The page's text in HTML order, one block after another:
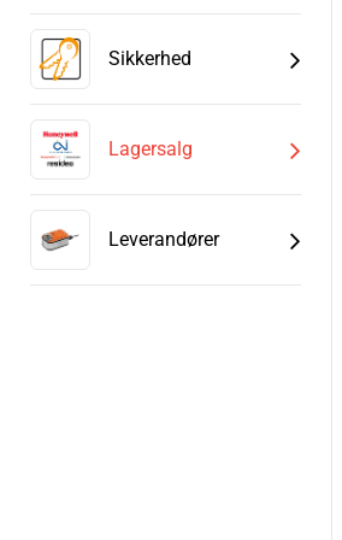
Sikkerhed
Lagersalg
Leverandører